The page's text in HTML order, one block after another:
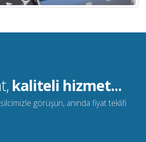
kaliteli hizmet...
görüşün, anında fiyat teklifi